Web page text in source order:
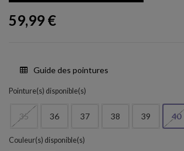
59,99 €
Guide des pointures
Pointure(s) disponible(s)
35 36 37 38 39 40
Couleur(s) disponible(s)